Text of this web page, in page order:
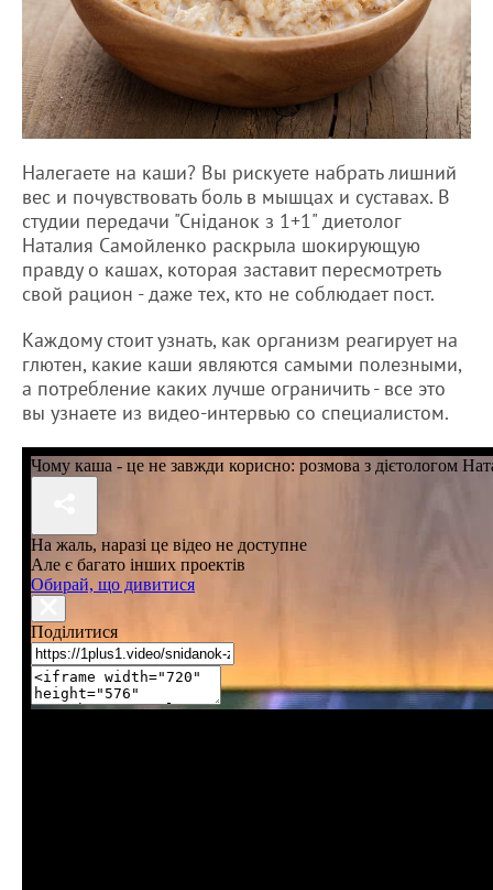
Налегаете на каши? Вы рискуете набрать лишний
вес и почувствовать боль в мышцах и суставах. В
студии передачи "Сніданок з 1+1" диетолог
Наталия Самойленко раскрыла шокирующую
правду о кашах, которая заставит пересмотреть
свой рацион - даже тех, кто не соблюдает пост.
Каждому стоит узнать, как организм реагирует на
глютен, какие каши являются самыми полезными,
а потребление каких лучше ограничить - все это
вы узнаете из видео-интервью со специалистом.